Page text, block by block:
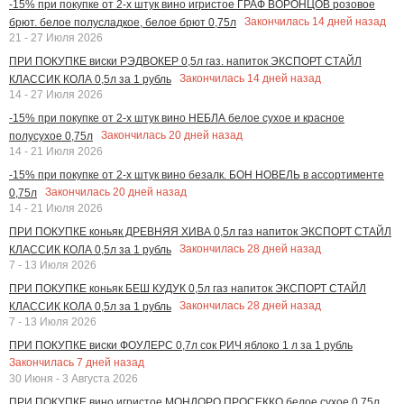
-15% при покупке от 2-х штук вино игристое ГРАФ ВОРОНЦОВ розовое
брют. белое полусладкое, белое брют 0,75л
Закончилась 14 дней назад
21 - 27 Июля 2026
ПРИ ПОКУПКЕ виски РЭДВОКЕР 0,5л газ. напиток ЭКСПОРТ СТАЙЛ
КЛАССИК КОЛА 0,5л за 1 рубль
Закончилась 14 дней назад
14 - 27 Июля 2026
-15% при покупке от 2-х штук вино НЕБЛА белое сухое и красное
полусухое 0,75л
Закончилась 20 дней назад
14 - 21 Июля 2026
-15% при покупке от 2-х штук вино безалк. БОН НОВЕЛЬ в ассортименте
0,75л
Закончилась 20 дней назад
14 - 21 Июля 2026
ПРИ ПОКУПКЕ коньяк ДРЕВНЯЯ ХИВА 0,5л газ напиток ЭКСПОРТ СТАЙЛ
КЛАССИК КОЛА 0,5л за 1 рубль
Закончилась 28 дней назад
7 - 13 Июля 2026
ПРИ ПОКУПКЕ коньяк БЕШ КУДУК 0,5л газ напиток ЭКСПОРТ СТАЙЛ
КЛАССИК КОЛА 0,5л за 1 рубль
Закончилась 28 дней назад
7 - 13 Июля 2026
ПРИ ПОКУПКЕ виски ФОУЛЕРС 0,7л сок РИЧ яблоко 1 л за 1 рубль
Закончилась 7 дней назад
30 Июня - 3 Августа 2026